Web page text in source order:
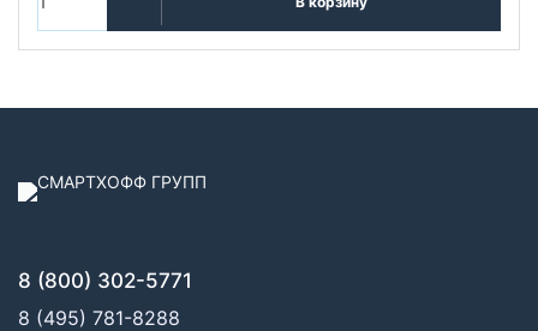
8 (800) 302-5771
8 (495) 781-8288